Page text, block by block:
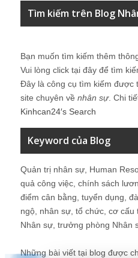
Tìm kiếm trên Blog
Bạn muốn tìm kiếm thêm
Vui lòng click tại đây để tìm
Đây là công cụ tìm kiếm được
site chuyên về nhân sự. Chi
Kinhcan24′s Search
Keyword của Blog
Quản trị nhân sự, Human
quả công việc, chính sách
điểm cân bằng, tuyển dụng,
ngộ, nhân sự, tổ chức, cơ
Nhân sự, trưởng phòng Nhân
Những bài viết tại blog được